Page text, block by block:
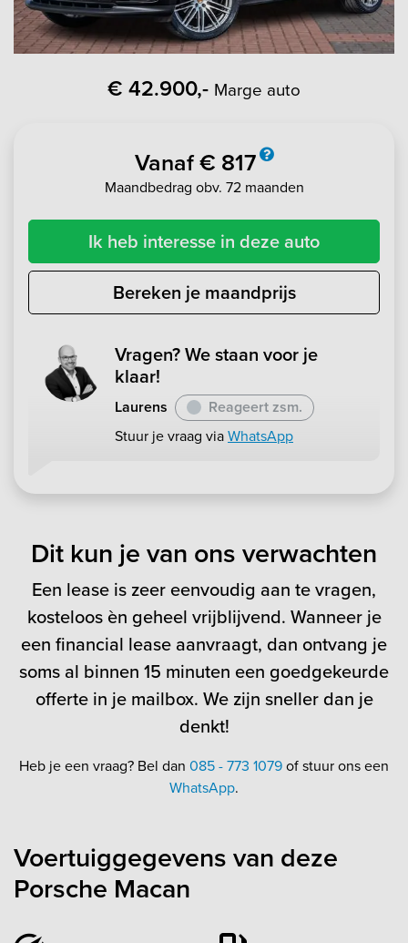
€ 42.900,- Marge auto
Vanaf € 817
Maandbedrag obv. 72 maanden
Ik heb interesse in deze auto
Bereken je maandprijs
Vragen? We staan voor je
klaar!
Laurens Reageert zsm.
Stuur je vraag viaWhatsApp
Dit kun je van ons verwachten
Een lease is zeer eenvoudig aan te vragen,
kosteloos èn geheel vrijblijvend. Wanneer je
een financial lease aanvraagt, dan ontvang je
soms al binnen 15 minuten een goedgekeurde
offerte in je mailbox. We zijn sneller dan je
denkt!
Heb je een vraag? Bel dan 085 - 773 1079of stuur ons een
WhatsApp.
Voertuiggegevens van deze
Porsche Macan